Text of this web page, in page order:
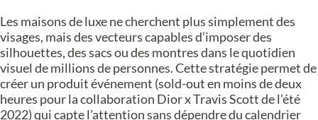
Les maisons de luxe ne cherchent plus simplement des
visages, mais des vecteurs capables d’imposer des
silhouettes, des sacs ou des montres dans le quotidien
visuel de millions de personnes. Cette stratégie permet de
créer un produit événement (sold-out en moins de deux
heures pour la collaboration Dior x Travis Scott de l’été
2022) qui capte l’attention sans dépendre du calendrier